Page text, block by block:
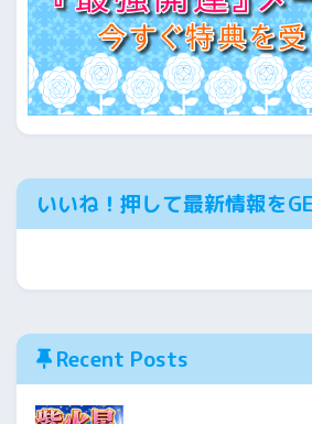
いいね！押して最新情報を
Recent Posts